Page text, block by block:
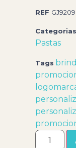
REF
Categorias
Pastas
Tags